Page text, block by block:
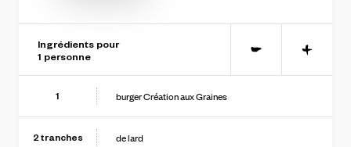
Ingrédients pour
1 personne - +
1 burger Création aux Graines
2 tranches de lard